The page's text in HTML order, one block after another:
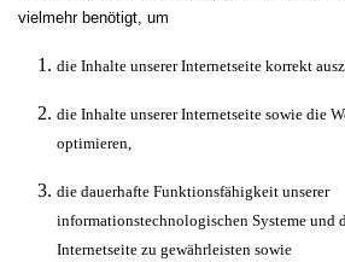
vielmehr benötigt, um
die Inhalte unserer Internetseite korrekt
die Inhalte unserer Internetseite sowie die
optimieren,
die dauerhafte Funktionsfähigkeit unserer
informationstechnologischen Systeme und
Internetseite zu gewährleisten sowie